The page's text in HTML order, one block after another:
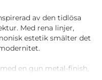
av den tidlösa
Med rena linjer,
estetik smälter det
en gun metal-finish,